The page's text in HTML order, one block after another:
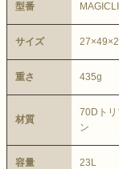
型番
サイズ
重さ 435g
材質
70Dト
ン
容量 23L